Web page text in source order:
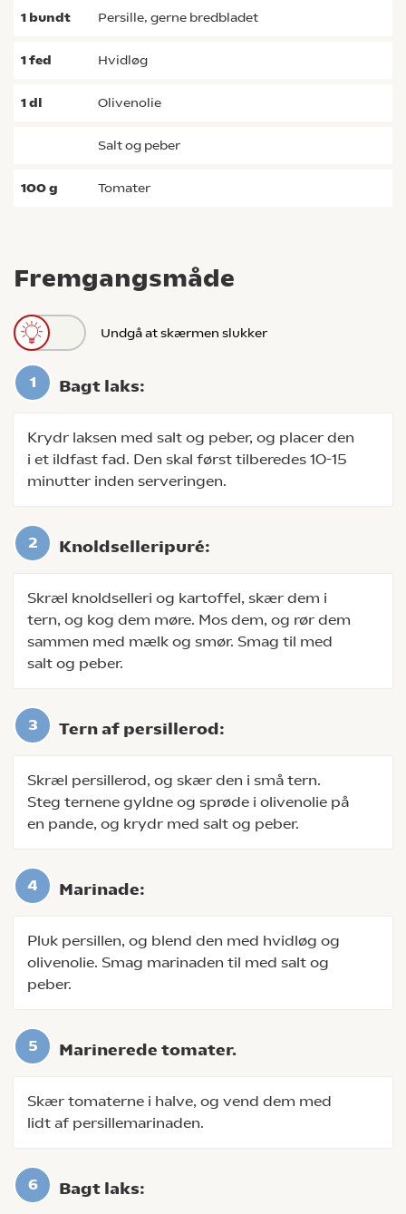
Fremgangsmåde
Undgå at skærmen slukker
Bagt laks:
Krydr laksen med salt og peber, og placer den
i et ildfast fad. Den skal først tilberedes 10-15
minutter inden serveringen.
Knoldselleripuré:
Skræl knoldselleri og kartoffel, skær dem i
tern, og kog dem møre. Mos dem, og rør dem
sammen med mælk og smør. Smag til med
salt og peber.
Tern af persillerod:
Skræl persillerod, og skær den i små tern.
Steg ternene gyldne og sprøde i olivenolie på
en pande, og krydr med salt og peber.
Marinade:
Pluk persillen, og blend den med hvidløg og
olivenolie. Smag marinaden til med salt og
peber.
Marinerede tomater.
Skær tomaterne i halve, og vend dem med
lidt af persillemarinaden.
Bagt laks:
1 bundt persille, gerne bredbladet
1fed hvidløg
1dl olivenolie
salt og peber
100g tomater